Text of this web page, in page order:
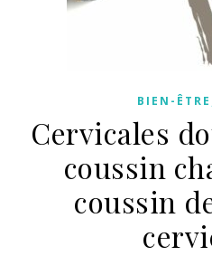
BIEN-ÊTRE
Cervicales
coussin
coussin